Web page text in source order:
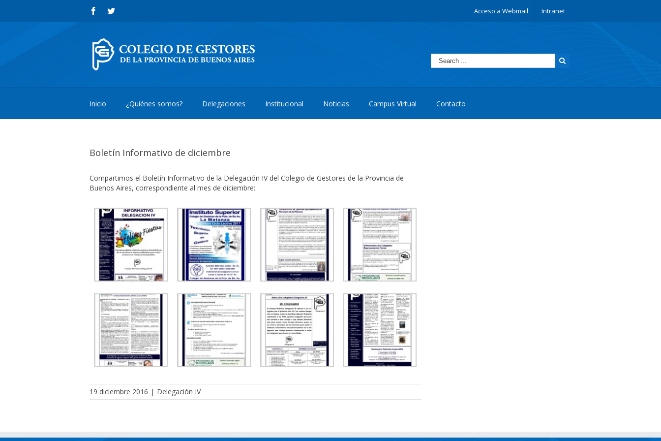
Acceso a Webmail Intranet
Inicio ¿Quiénes somos? Delegaciones Institucional Noticias Campus Virtual Contacto
Boletín Informativo de diciembre
Compartimos el Boletín Informativo de la Delegación IV del Colegio de Gestores de la Provincia de
Buenos Aires, correspondiente al mes de diciembre:
19 diciembre 2016 | Delegación IV